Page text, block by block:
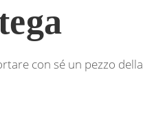
con sé un pezzo